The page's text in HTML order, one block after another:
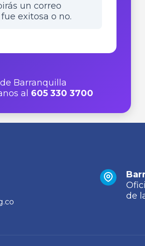
un correo
exitosa o no.
Barranquilla
al 605 330 3700
de